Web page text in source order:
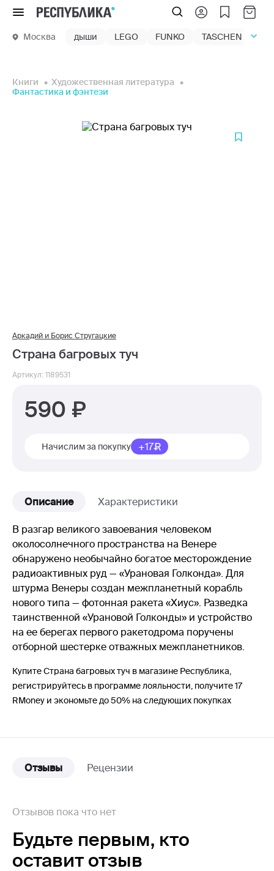
Меню
Москва дыши LEGO FUNKO TASCHEN
Книги
Художественная литература
Фантастика и фэнтези
Аркадий и Борис Стругацкие
Страна багровых туч
Артикул: 1189531
590
Начислим за покупку +17
Описание Характеристики
В разгар великого завоевания человеком
околосолнечного пространства на Венере
обнаружено необычайно богатое месторождение
радиоактивных руд — «Урановая Голконда». Для
штурма Венеры создан межпланетный корабль
нового типа — фотонная ракета «Хиус». Разведка
таинственной «Урановой Голконды» и устройство
на ее берегах первого ракетодрома поручены
отборной шестерке отважных межпланетников.
Купите Страна багровых туч в магазине Республика,
регистрируйтесь в программе лояльности, получите 17
RMoney и экономьте до 50% на следующих покупках
Отзывы Рецензии
Отзывов пока что нет
Будьте первым, кто
оставит отзыв